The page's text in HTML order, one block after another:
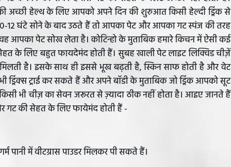
अच्छी हेल्थ के लिए आपको अपने दिन की शुरुआत किसी हेल्दी ड्रिंक से
12 घंटे सोने के बाद उठते हैं तो आपका पेट और आपका गट स्पंज की तरह
आपका पेट सोख लेता है। कोटिन्हो के मुताबिक हमारे किचन में ऐसी कई
के लिए बहुत फायदेमंद होती हैं। सुबह खाली पेट लाइट लिक्विड चीज़ें
है। इसके साथ ही इससे भूख बढ़ती है, स्किन साफ होती है और वेट
ट्राई कर सकते हैं और अपने बॉडी के मुताबिक जो ड्रिंक आपको सूट
भी चीज़ का सेवन जरूरत से ज़्यादा ठीक नहीं होता है। आइए जानते हैं
गट की सेहत के लिए फायेमंद होती हैं -
पानी में वीटग्रास पाउडर मिलकर पी सकते हैं।